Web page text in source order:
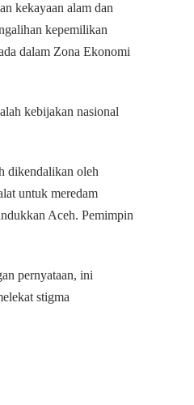
kekayaan alam dan
kepemilikan
dalam Zona Ekonomi
kebijakan nasional
dikendalikan oleh
untuk meredam
Aceh. Pemimpin
pernyataan, ini
stigma